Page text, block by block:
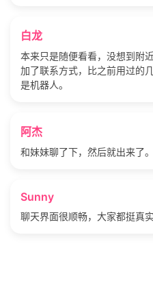
白龙
本来只是随便看看，没想到附
加了联系方式，比之前用过的
是机器人。
阿杰
和妹妹聊了下，然后就出来了
Sunny
聊天界面很顺畅，大家都挺真